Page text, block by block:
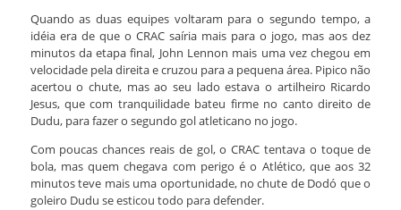
Quando as duas equipes voltaram para o segundo tempo, a
idéia era de que o CRAC saíria mais para o jogo, mas aos dez
minutos da etapa final, John Lennon mais uma vez chegou em
velocidade pela direita e cruzou para a pequena área. Pipico não
acertou o chute, mas ao seu lado estava o artilheiro Ricardo
Jesus, que com tranquilidade bateu firme no canto direito de
Dudu, para fazer o segundo gol atleticano no jogo.
Com poucas chances reais de gol, o CRAC tentava o toque de
bola, mas quem chegava com perigo é o Atlético, que aos 32
minutos teve mais uma oportunidade, no chute de Dodó que o
goleiro Dudu se esticou todo para defender.